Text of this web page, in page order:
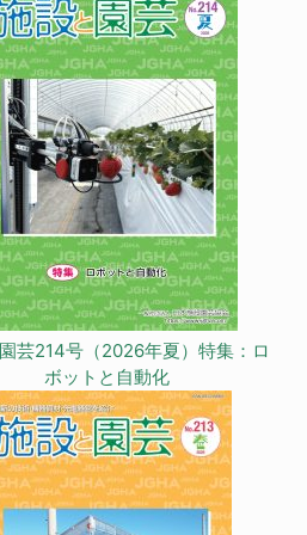
芸214号（2026年夏）特集：ロ
ボットと自動化